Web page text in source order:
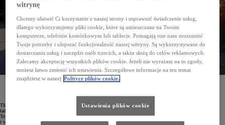
Chcą zapewnić bardziej inteligentne ładowanie hybryd typu plug-in i samochodów elektrycznych,
TME, czyli Toyota Motor Europe, wprowadza na wybranych europejskich rynkach kompletny ekosystem
ładowania. Projekt ten powstał z myślą o użytkownikach hybryd typu plug-in i samochodów elektrycznych
Toyoty i Lexusa. Jego zadaniem jest umożliwienie płynnego i inteligentnego ładowania w domu, w pracy
i w trasie.
witrynę
Chcemy ułatwić Ci korzystanie z naszej strony i usprawnić świadczenie usług,
dlatego wykorzystujemy pliki cookie, które są umieszczane na Twoim
komputerze, telefonie komórkowym lub tablecie. Pomagają one nam zrozumieć
Twoje potrzeby i ulepszać funkcjonalność naszej witryny. Są wykorzystywane do
dostarczania usług i narzędzi osób trzecich, a także służą do celów reklamowych.
Zalecamy akceptację wszystkich plików cookie. Jeżeli nie wyrażasz na to zgody,
możesz łatwo zmienić ich ustawienia. Szczegółowe informacje na ten temat
znajdziesz w naszej Polityce plików cookie.
Ustawienia plików cookie